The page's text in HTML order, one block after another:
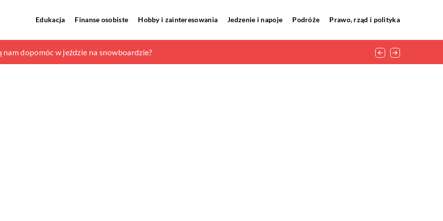
Edukacja Finanse osobiste Hobby i zainteresowania Jedzenie i napoje Podróże Prawo, rząd i polityka
prowansalski
nam dopomóc w jeździe na snowboardzie?
warto je posiadać?